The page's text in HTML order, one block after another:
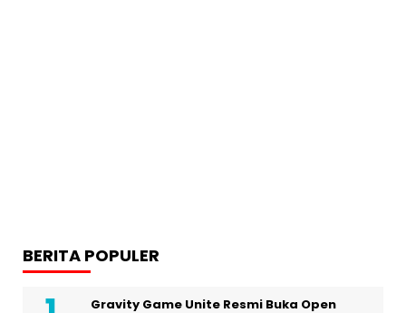
BERITA POPULER
Gravity Game Unite Resmi Buka Open